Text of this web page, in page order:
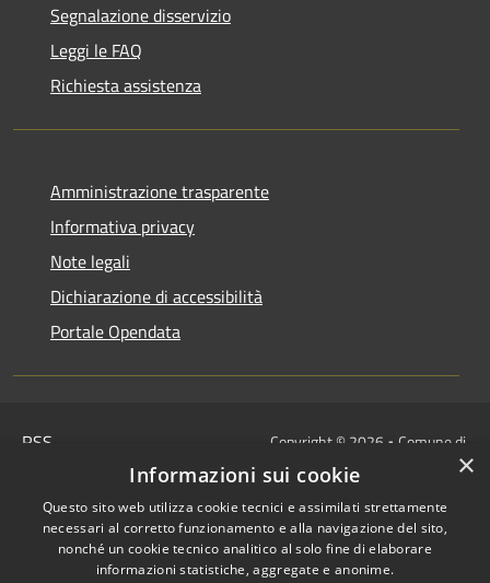
Segnalazione disservizio
Leggi le FAQ
Richiesta assistenza
Amministrazione trasparente
Informativa privacy
Note legali
Dichiarazione di accessibilità
Portale Opendata
RSS
Cookie
Mappa del sito
IBAN COMUNALI: per i cittadini
Copyright © 2026 • Comune di
Villongo • Powered by
redazione
×
Informazioni sui cookie
Questo sito web utilizza cookie tecnici e assimilati strettamente
necessari al corretto funzionamento e alla navigazione del sito,
nonché un cookie tecnico analitico al solo fine di elaborare
informazioni statistiche, aggregate e anonime.